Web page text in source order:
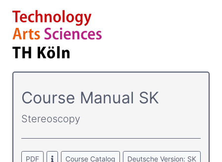
Course­ Manual SK
Stereoscopy
PDF Course Catalog Deutsche Version: SK